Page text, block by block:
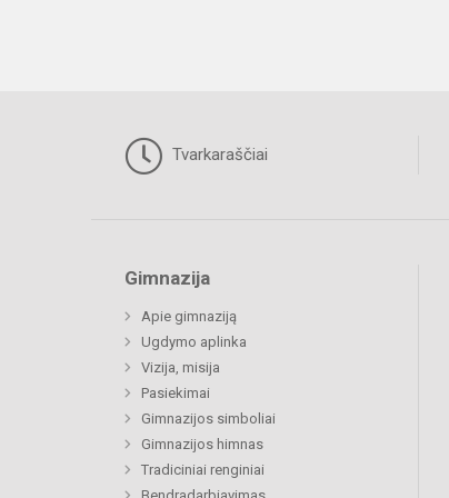
Tvarkaraščiai
Gimnazija
Apie gimnaziją
Ugdymo aplinka
Vizija, misija
Pasiekimai
Gimnazijos simboliai
Gimnazijos himnas
Tradiciniai renginiai